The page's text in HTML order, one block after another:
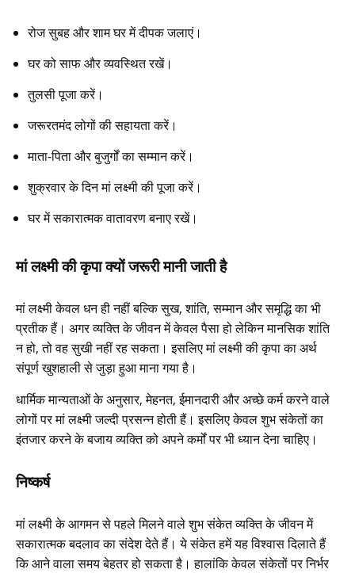
रोज सुबह और शाम घर में दीपक जलाएं।
घर को साफ और व्यवस्थित रखें।
तुलसी पूजा करें।
जरूरतमंद लोगों की सहायता करें।
माता-पिता और बुजुर्गों का सम्मान करें।
शुक्रवार के दिन मां लक्ष्मी की पूजा करें।
घर में सकारात्मक वातावरण बनाए रखें।
मां लक्ष्मी की कृपा क्यों जरूरी मानी जाती है
मां लक्ष्मी केवल धन ही नहीं बल्कि सुख, शांति, सम्मान और समृद्धि का भी
प्रतीक हैं। अगर व्यक्ति के जीवन में केवल पैसा हो लेकिन मानसिक शांति
न हो, तो वह सुखी नहीं रह सकता। इसलिए मां लक्ष्मी की कृपा का अर्थ
संपूर्ण खुशहाली से जुड़ा हुआ माना गया है।
धार्मिक मान्यताओं के अनुसार, मेहनत, ईमानदारी और अच्छे कर्म करने वाले
लोगों पर मां लक्ष्मी जल्दी प्रसन्न होती हैं। इसलिए केवल शुभ संकेतों का
इंतजार करने के बजाय व्यक्ति को अपने कर्मों पर भी ध्यान देना चाहिए।
निष्कर्ष
मां लक्ष्मी के आगमन से पहले मिलने वाले शुभ संकेत व्यक्ति के जीवन में
सकारात्मक बदलाव का संदेश देते हैं। ये संकेत हमें यह विश्वास दिलाते हैं
कि आने वाला समय बेहतर हो सकता है। हालांकि केवल संकेतों पर निर्भर